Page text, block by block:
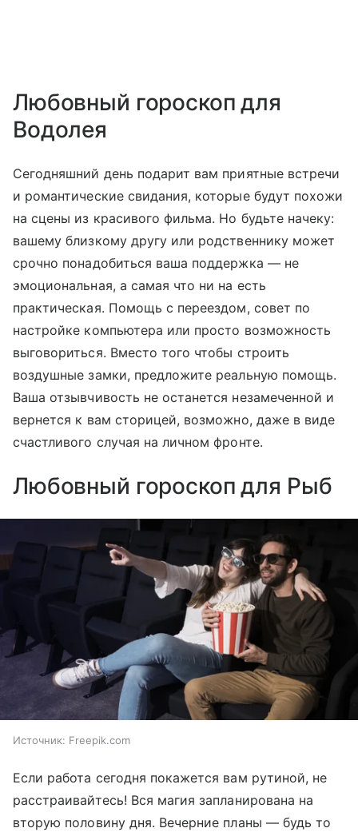
Любовный гороскоп для
Водолея
Сегодняшний день подарит вам приятные встречи
и романтические свидания, которые будут похожи
на сцены из красивого фильма. Но будьте начеку:
вашему близкому другу или родственнику может
срочно понадобиться ваша поддержка — не
эмоциональная, а самая что ни на есть
практическая. Помощь с переездом, совет по
настройке компьютера или просто возможность
выговориться. Вместо того чтобы строить
воздушные замки, предложите реальную помощь.
Ваша отзывчивость не останется незамеченной и
вернется к вам сторицей, возможно, даже в виде
счастливого случая на личном фронте.
Любовный гороскоп для Рыб
Источник: Freepik.com
Если работа сегодня покажется вам рутиной, не
расстраивайтесь! Вся магия запланирована на
вторую половину дня. Вечерние планы — будь то